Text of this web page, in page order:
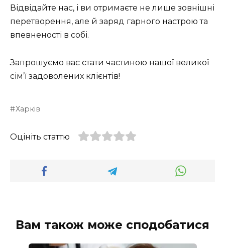
Відвідайте нас, і ви отримаєте не лише зовнішні
перетворення, але й заряд гарного настрою та
впевненості в собі.
Запрошуємо вас стати частиною нашої великої
сім’ї задоволених клієнтів!
Харків
Оцініть статтю
Вам також може сподобатися